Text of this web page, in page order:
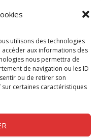
utilisons des technologies
aux informations des
nous permettra de
de navigation ou les ID
ou de retirer son
certaines caractéristiques